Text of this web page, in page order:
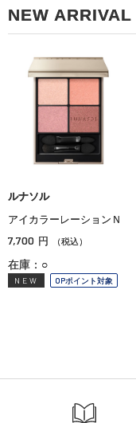
NEW ARRIVAL
ルナソル
アイカラーレーションＮ
7,700 円 （税込）
在庫：○
NEW OPポイント対象